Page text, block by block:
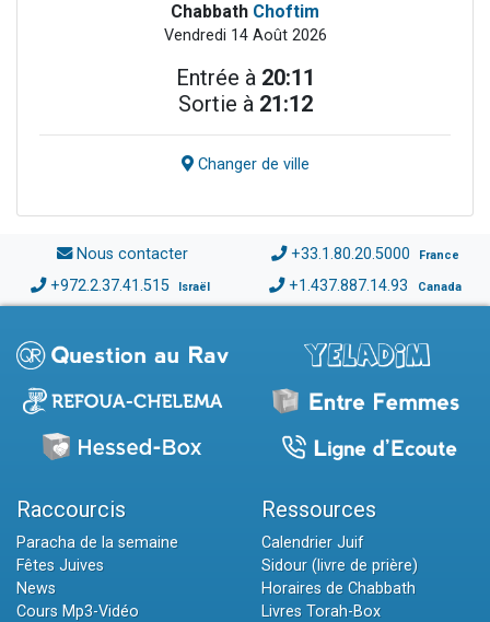
Chabbath Choftim
Vendredi 14 Août 2026
Entrée à 20:11
Sortie à 21:12
Changer de ville
Nous contacter +33.1.80.20.5000 France
+972.2.37.41.515 Israël +1.437.887.14.93 Canada
Raccourcis
Paracha de la semaine
Fêtes Juives
News
Cours Mp3-Vidéo
Ressources
Calendrier Juif
Sidour (livre de prière)
Horaires de Chabbath
Livres Torah-Box